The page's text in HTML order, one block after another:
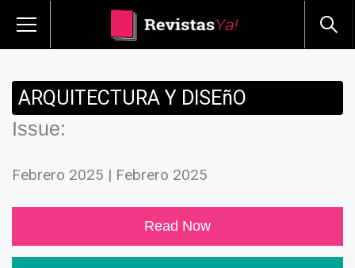
ARQUITECTURA Y DISEñO
Issue:
Febrero 2025 | Febrero 2025
Read Now